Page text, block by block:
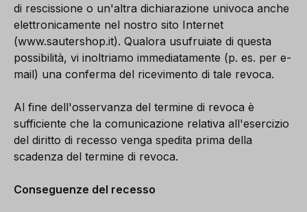
di rescissione o un'altra dichiarazione univoca anche
elettronicamente nel nostro sito Internet
(www.sautershop.it). Qualora usufruiate di questa
possibilità, vi inoltriamo immediatamente (p. es. per e-
mail) una conferma del ricevimento di tale revoca.
Al fine dell'osservanza del termine di revoca è
sufficiente che la comunicazione relativa all'esercizio
del diritto di recesso venga spedita prima della
scadenza del termine di revoca.
Conseguenze del recesso